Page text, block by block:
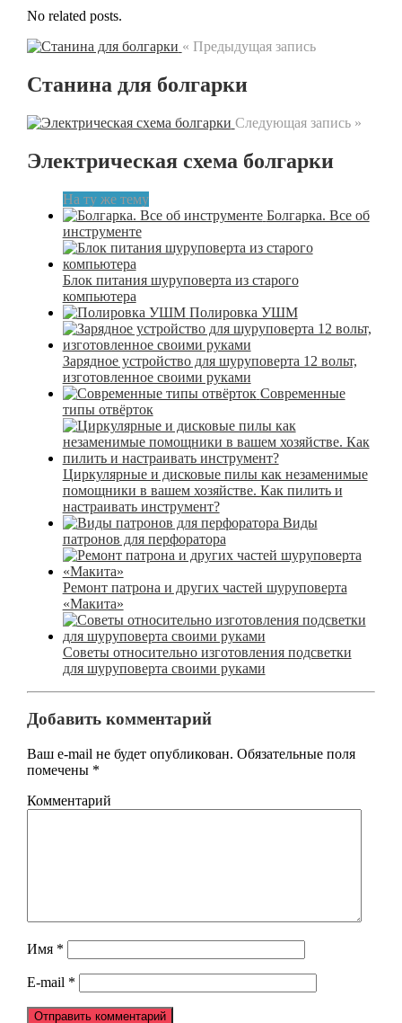
No related posts.
« Предыдущая запись
Станина для болгарки
Следующая запись »
Электрическая схема болгарки
На ту же тему
Болгарка. Все об
инструменте
Блок питания шуруповерта из старого
компьютера
Полировка УШМ
Зарядное устройство для шуруповерта 12 вольт,
изготовленное своими руками
Современные
типы отвёрток
Циркулярные и дисковые пилы как незаменимые
помощники в вашем хозяйстве. Как пилить и
настраивать инструмент?
Виды
патронов для перфоратора
Ремонт патрона и других частей шуруповерта
«Макита»
Советы относительно изготовления подсветки
для шуруповерта своими руками
Добавить комментарий
Ваш e-mail не будет опубликован. Обязательные поля
помечены *
Комментарий
Имя *
E-mail *